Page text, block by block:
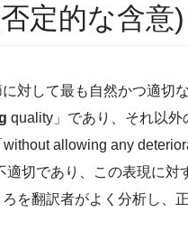
定的な含意)
対して最も自然かつ適切
quality」であり、それ以
allowing any
適切であり、この表現に
を翻訳者がよく分析し、